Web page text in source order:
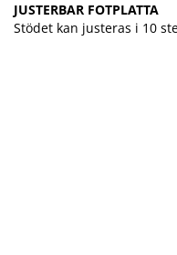
JUSTERBAR FOTPLATTA
Stödet kan justeras i 10